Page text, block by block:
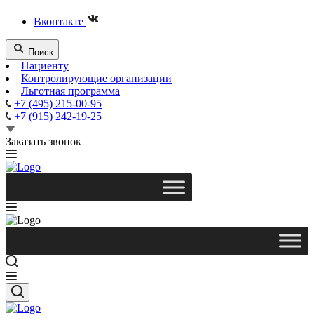
Вконтакте
Поиск
Пациенту
Контролирующие организации
Льготная программа
+7 (495) 215-00-95
+7 (915) 242-19-25
Заказать звонок